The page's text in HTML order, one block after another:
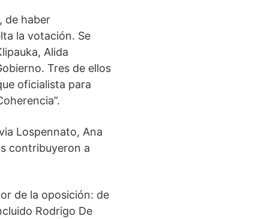
de haber
la votación. Se
Alida
Tres de ellos
oficialista para
Lospennato, Ana
contribuyeron a
de la oposición: de
Rodrigo De